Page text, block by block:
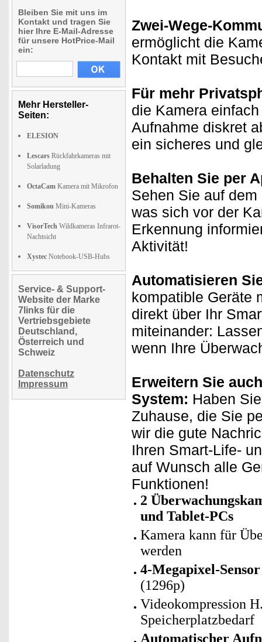
Bleiben Sie mit uns im
Kontakt und tragen Sie
hier Ihre E-Mail-Adresse
für unsere HotPrice-Mail
ein:
Mehr Hersteller-
Seiten:
ELESION
Lescars Rückfahrkameras mit
Solarladung
OctaCam Kamera mit Mikrofon
Somikon Mini-Kameras
VisorTech Wildkameras Infrarot-
Nachtsicht
Xystec Notebook-USB-Hubs
Service- & Support-
Website der Marke
7links für die
Vertriebsgebiete
Deutschland,
Österreich und
Schweiz
Datenschutz
Impressum
Zwei-Wege-
ermöglicht die
Kontakt mit
Für mehr
die Kamera
Aufnahme diskret
ein sicheres und
Behalten Sie per
Sehen Sie auf
was sich vor der
Erkennung
Aktivität!
Automatisieren
kompatible Geräte
direkt über Ihr
miteinander:
wenn Ihre
Erweitern Sie
System: Haben
Zuhause, die Sie
wir die gute
Ihren Smart-Life-
auf Wunsch alle
Funktionen!
2
und Tablet-PCs
Kamera kann für
werden
4-Megapixel-
(1296p)
Videokompression
Speicherplatzbedarf
Automatischer